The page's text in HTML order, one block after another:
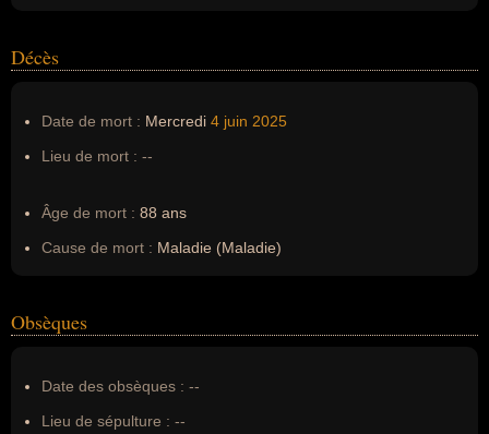
Décès
Date de mort : Mercredi 4 juin 2025
Lieu de mort : --
Âge de mort : 88 ans
Cause de mort : Maladie (Maladie)
Obsèques
Date des obsèques : --
Lieu de sépulture : --